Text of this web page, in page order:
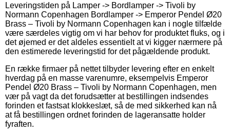
Leveringstiden på Lamper -> Bordlamper -> Tivoli by
Normann Copenhagen Bordlamper -> Emperor Pendel Ø20
Brass – Tivoli by Normann Copenhagen kan i nogle tilfælde
være særdeles vigtig om vi har behov for produktet fluks, og i
det øjemed er det aldeles essentielt at vi kigger nærmere på
den estimerede leveringstid for det pågældende produkt.
En række firmaer på nettet tilbyder levering efter en enkelt
hverdag på en masse varenumre, eksempelvis Emperor
Pendel Ø20 Brass – Tivoli by Normann Copenhagen, men
vær på vagt da det forudsætter at bestillingen indsendes
forinden et fastsat klokkeslæt, så de med sikkerhed kan nå
at få bestillingen ordnet forinden de lageransatte holder
fyraften.